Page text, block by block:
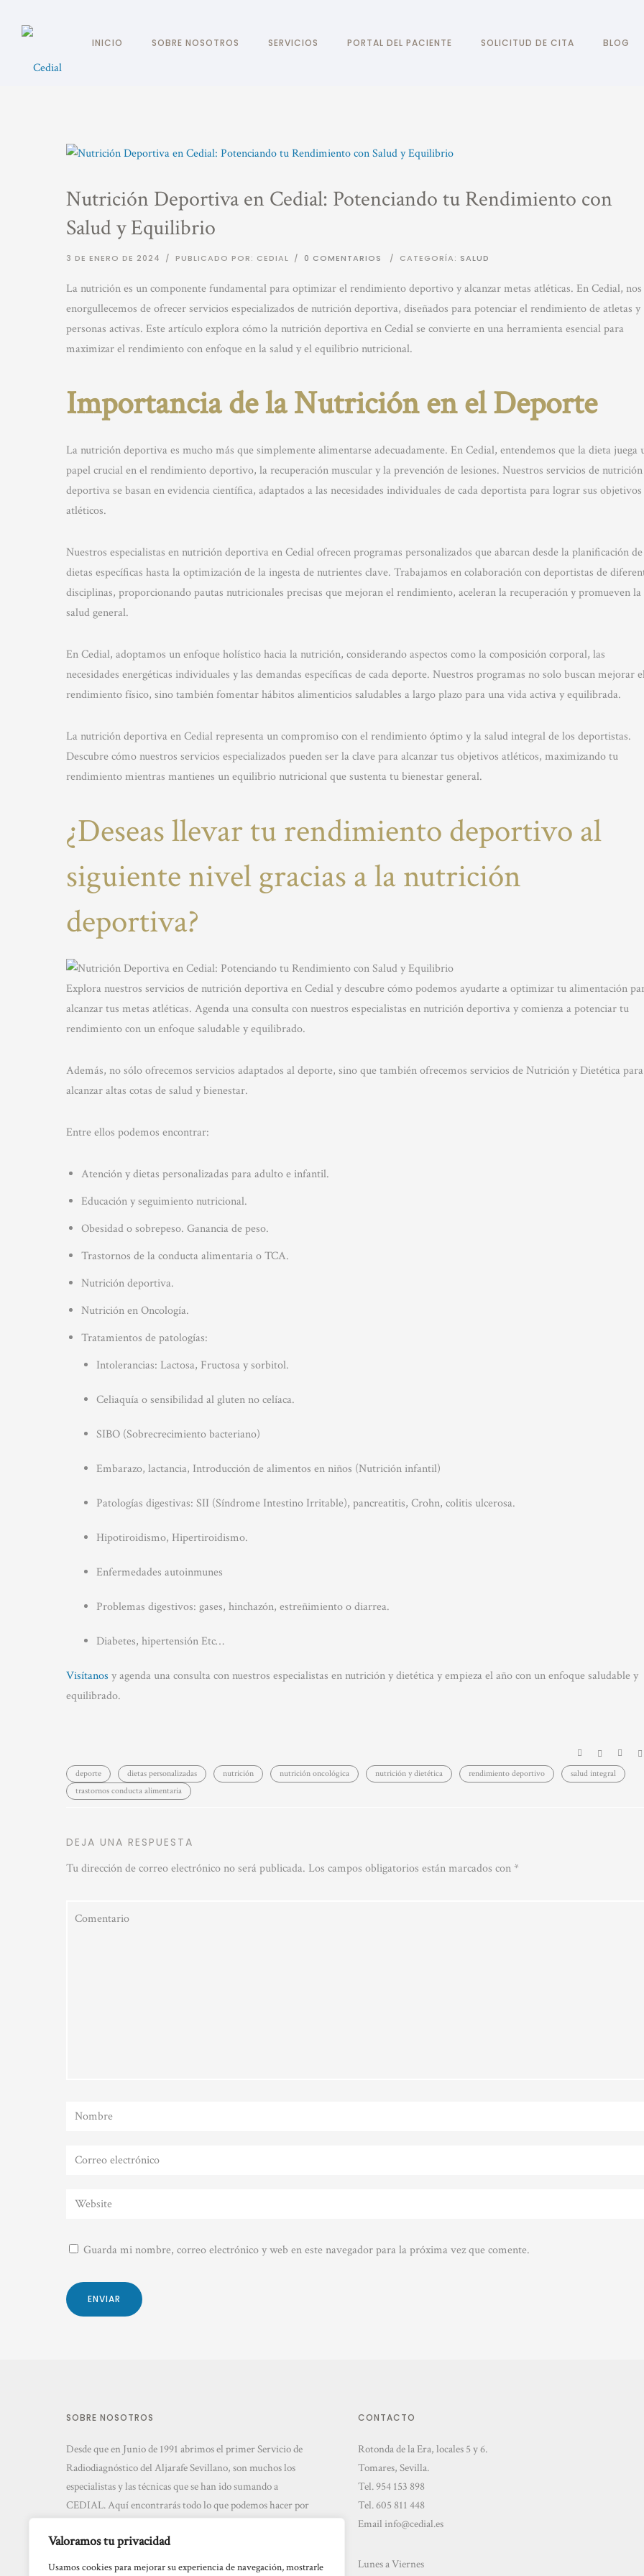
Valoramos tu privacidad
Usamos cookies para mejorar su experiencia de navegación, mostrarle
INICIO SOBRE NOSOTROS SERVICIOS PORTAL DEL PACIENTE SOLICITUD DE CITA BLOG
Nutrición Deportiva en Cedial: Potenciando tu Rendimiento con
Salud y Equilibrio
3 DE ENERO DE 2024 / PUBLICADO POR: CEDIAL / 0 COMENTARIOS / CATEGORÍA: SALUD
La nutrición es un componente fundamental para optimizar el rendimiento deportivo y alcanzar metas atléticas. En Cedial, nos
enorgullecemos de ofrecer servicios especializados de nutrición deportiva, diseñados para potenciar el rendimiento de atletas y
personas activas. Este artículo explora cómo la nutrición deportiva en Cedial se convierte en una herramienta esencial para
maximizar el rendimiento con enfoque en la salud y el equilibrio nutricional.
Importancia de la Nutrición en el Deporte
La nutrición deportiva es mucho más que simplemente alimentarse adecuadamente. En Cedial, entendemos que la dieta juega
papel crucial en el rendimiento deportivo, la recuperación muscular y la prevención de lesiones. Nuestros servicios de nutrición
deportiva se basan en evidencia científica, adaptados a las necesidades individuales de cada deportista para lograr sus objetivos
atléticos.
Nuestros especialistas en nutrición deportiva en Cedial ofrecen programas personalizados que abarcan desde la planificación de
dietas específicas hasta la optimización de la ingesta de nutrientes clave. Trabajamos en colaboración con deportistas de
disciplinas, proporcionando pautas nutricionales precisas que mejoran el rendimiento, aceleran la recuperación y promueven la
salud general.
En Cedial, adoptamos un enfoque holístico hacia la nutrición, considerando aspectos como la composición corporal, las
necesidades energéticas individuales y las demandas específicas de cada deporte. Nuestros programas no solo buscan mejorar
rendimiento físico, sino también fomentar hábitos alimenticios saludables a largo plazo para una vida activa y equilibrada.
La nutrición deportiva en Cedial representa un compromiso con el rendimiento óptimo y la salud integral de los deportistas.
Descubre cómo nuestros servicios especializados pueden ser la clave para alcanzar tus objetivos atléticos, maximizando tu
rendimiento mientras mantienes un equilibrio nutricional que sustenta tu bienestar general.
¿Deseas llevar tu rendimiento deportivo al
siguiente nivel gracias a la nutrición
deportiva?
Explora nuestros servicios de nutrición deportiva en Cedial y descubre cómo podemos ayudarte a optimizar tu alimentación
alcanzar tus metas atléticas. Agenda una consulta con nuestros especialistas en nutrición deportiva y comienza a potenciar tu
rendimiento con un enfoque saludable y equilibrado.
Además, no sólo ofrecemos servicios adaptados al deporte, sino que también ofrecemos servicios de Nutrición y Dietética para
alcanzar altas cotas de salud y bienestar.
Entre ellos podemos encontrar:
Atención y dietas personalizadas para adulto e infantil.
Educación y seguimiento nutricional.
Obesidad o sobrepeso. Ganancia de peso.
Trastornos de la conducta alimentaria o TCA.
Nutrición deportiva.
Nutrición en Oncología.
Tratamientos de patologías:
Intolerancias: Lactosa, Fructosa y sorbitol.
Celiaquía o sensibilidad al gluten no celíaca.
SIBO (Sobrecrecimiento bacteriano)
Embarazo, lactancia, Introducción de alimentos en niños (Nutrición infantil)
Patologías digestivas: SII (Síndrome Intestino Irritable), pancreatitis, Crohn, colitis ulcerosa.
Hipotiroidismo, Hipertiroidismo.
Enfermedades autoinmunes
Problemas digestivos: gases, hinchazón, estreñimiento o diarrea.
Diabetes, hipertensión Etc…
Visítanos y agenda una consulta con nuestros especialistas en nutrición y dietética y empieza el año con un enfoque saludable y
equilibrado.
deporte dietas personalizadas nutrición nutrición oncológica nutrición y dietética rendimiento deportivo
salud integral
trastornos conducta alimentaria
DEJA UNA RESPUESTA
Tu dirección de correo electrónico no será publicada. Los campos obligatorios están marcados con *
Guarda mi nombre, correo electrónico y web en este navegador para la próxima vez que comente.
SOBRE NOSOTROS
Desde que en Junio de 1991 abrimos el primer Servicio de
Radiodiagnóstico del Aljarafe Sevillano, son muchos los
especialistas y las técnicas que se han ido sumando a
CEDIAL. Aquí encontrarás todo lo que podemos hacer por
CONTACTO
Rotonda de la Era, locales 5 y 6.
Tomares, Sevilla.
Tel.954 153 898
Tel.605 811 448
Email info@cedial.es
Lunes a Viernes